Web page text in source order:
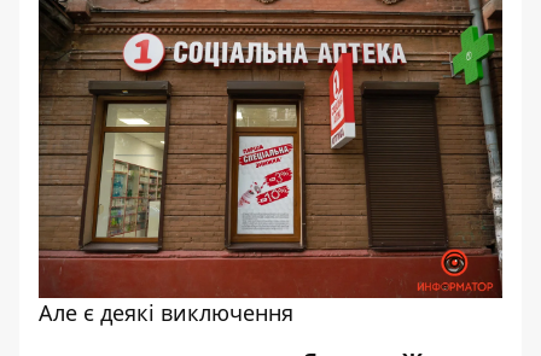
Але є деякі виключення